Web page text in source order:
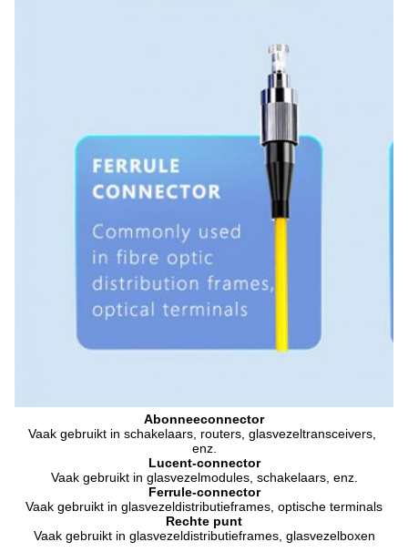
Abonneeconnector
Vaak gebruikt in schakelaars, routers, glasvezeltransceivers,
enz.
Lucent-connector
Vaak gebruikt in glasvezelmodules, schakelaars, enz.
Ferrule-connector
Vaak gebruikt in glasvezeldistributieframes, optische terminals
Rechte punt
Vaak gebruikt in glasvezeldistributieframes, glasvezelboxen